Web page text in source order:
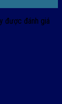
được đánh giá